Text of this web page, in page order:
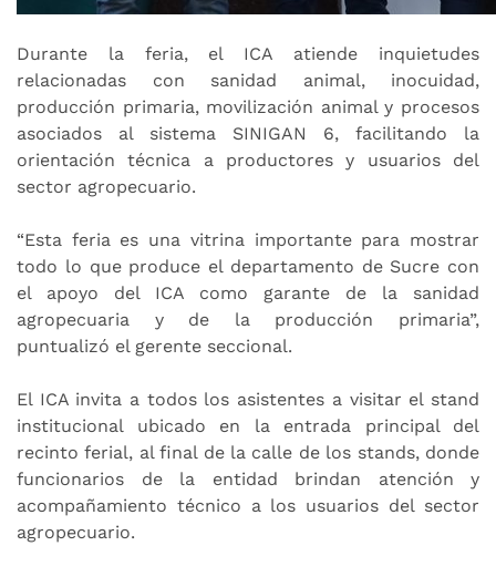
Durante la feria, el ICA atiende inquietudes
relacionadas con sanidad animal, inocuidad,
producción primaria, movilización animal y procesos
asociados al sistema SINIGAN 6, facilitando la
orientación técnica a productores y usuarios del
sector agropecuario.
“Esta feria es una vitrina importante para mostrar
todo lo que produce el departamento de Sucre con
el apoyo del ICA como garante de la sanidad
agropecuaria y de la producción primaria”,
puntualizó el gerente seccional.
El ICA invita a todos los asistentes a visitar el stand
institucional ubicado en la entrada principal del
recinto ferial, al final de la calle de los stands, donde
funcionarios de la entidad brindan atención y
acompañamiento técnico a los usuarios del sector
agropecuario.